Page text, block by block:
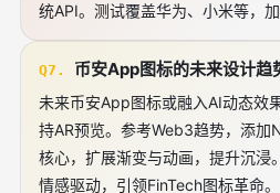
统API。测试覆盖华为、小米等，
Q7. 币安App图标的未来设计趋
未来币安App图标或融入AI动态效
持AR预览。参考Web3趋势，添加
核心，扩展渐变与动画，提升沉浸
情感驱动，引领FinTech图标革命。